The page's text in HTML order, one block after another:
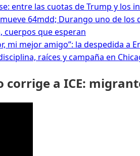
entre las cuotas de Trump y los
64mdd; Durango uno de los
cuerpos que esperan
mi mejor amigo”: la despedida a
raíces y campaña en
corrige a ICE: